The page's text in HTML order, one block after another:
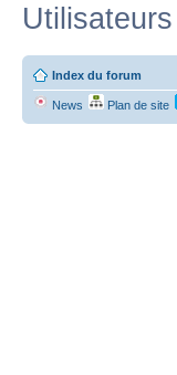
Index du forum
News Plan de site